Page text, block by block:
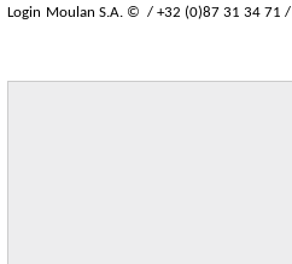
Login Moulan S.A. © / +32 (0)87 31 34 71 /